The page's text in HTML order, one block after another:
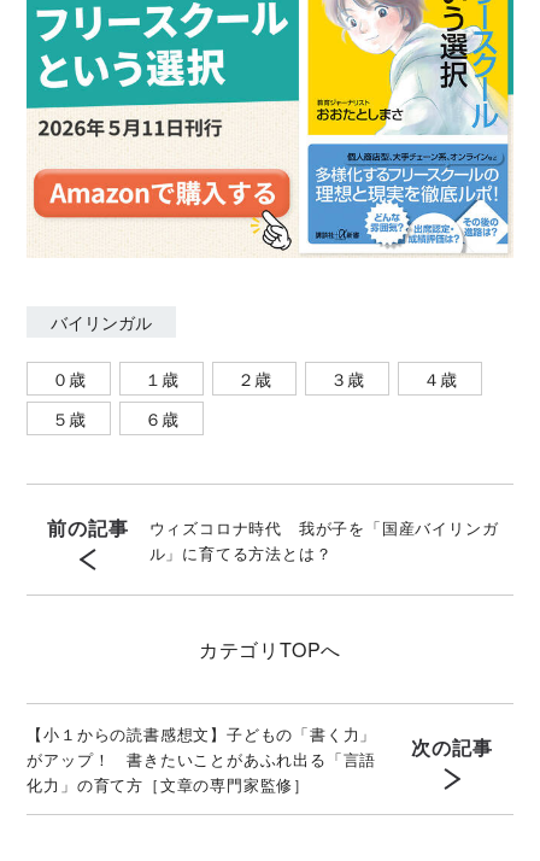
バイリンガル
０歳 １歳 ２歳 ３歳
４歳
５歳
６歳
前の記事
ウィズコロナ時代 我が子を「国産バイリンガ
ル」に育てる方法とは？
カテゴリ TOPへ
【小１からの読書感想文】子どもの「書く力」
がアップ！ 書きたいことがあふれ出る「言語
化力」の育て方［文章の専門家監修］
次の記事